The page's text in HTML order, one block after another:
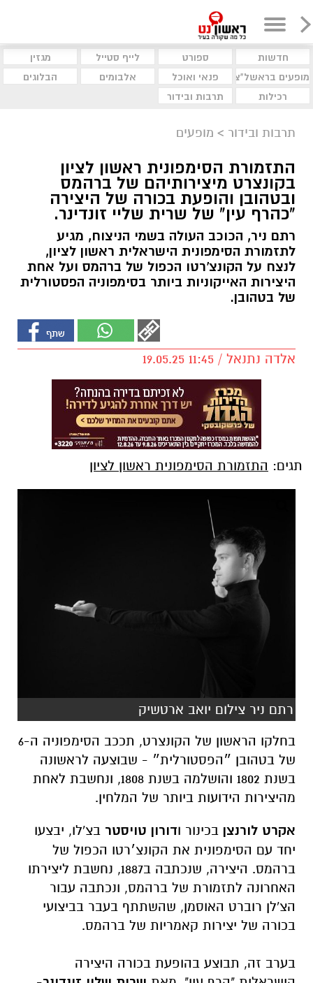
חדשות ספורט לייף סטייל
מגזין
מופעים בראשל"צ
פנאי ואוכל אלבומים
הבלוגים
רכילות
תרבות ובידור
תרבות ובידור > מופעים
התזמורת הסימפונית ראשון לציון
בקונצרט מיצירותיהם של ברהמס
ובטהובן והופעת בכורה של היצירה
"כהרף עין" של שרית שליי זונדינר.
רתם ניר, הכוכב העולה בשמי הניצוח, מגיע
לתזמורת הסימפונית הישראלית ראשון לציון,
לנצח על הקונצ'רטו הכפול של ברהמס ועל אחת
היצירות האייקוניות ביותר בסימפוניה הפסטורלית
של בטהובן.
אלדה נתנאל / 11:45 19.05.25
תגים: התזמורת הסימפונית ראשון לציון
רתם ניר צילום יואב ארטשיק
בחלקו הראשון של הקונצרט, תככב הסימפוניה ה-6
של בטהובן ״הפסטורלית״ - שבוצעה לראשונה
בשנת 1802 והושלמה בשנת 1808, ונחשבת לאחת
מהיצירות הידועות ביותר של המלחין.
אקרט לורנצן בכינור ודורון טויסטר בצ'לו, יבצעו
יחד עם הסימפונית את הקונצ׳רטו הכפול של
ברהמס. היצירה, שנכתבה ב1887, נחשבת ליצירתו
האחרונה לתזמורת של ברהמס, ונכתבה עבור
הצ'לן רוברט האוסמן, שהשתתף בעבר בביצועי
בכורה של יצירות קאמריות של ברהמס.
בערב זה, תבוצע בהופעת בכורה היצירה